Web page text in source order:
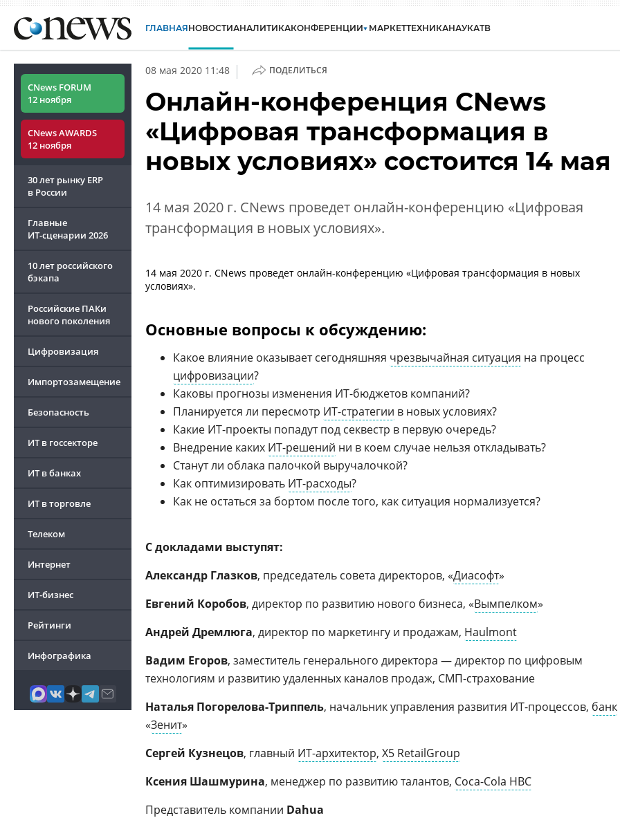
ГЛАВНАЯНОВОСТИАНАЛИТИКАКОНФЕРЕНЦИИ МАРКЕТТЕХНИКАНАУКАТВ
CNews FORUM
12 ноября
CNews AWARDS
12 ноября
30 лет рынку ERP
в России
Главные
ИТ-сценарии 2026
10 лет российского
бэкапа
Российские ПАКи
нового поколения
Цифровизация
Импортозамещение
Безопасность
ИТ в госсекторе
ИТ в банках
ИТ в торговле
Телеком
Интернет
ИТ-бизнес
Рейтинги
Инфографика
08 мая 2020 11:48 | ПОДЕЛИТЬСЯ
Онлайн-конференция CNews
«Цифровая трансформация в
новых условиях» состоится 14 мая
14 мая 2020 г. CNews проведет онлайн-конференцию «Цифровая
трансформация в новых условиях».
14 мая 2020 г. CNews проведет онлайн-конференцию «Цифровая трансформация в новых
условиях».
Основные вопросы к обсуждению:
Какое влияние оказывает сегодняшняя чрезвычайная ситуация на процесс
цифровизации?
Каковы прогнозы изменения ИТ-бюджетов компаний?
Планируется ли пересмотр ИТ-стратегии в новых условиях?
Какие ИТ-проекты попадут под секвестр в первую очередь?
Внедрение каких ИТ-решений ни в коем случае нельзя откладывать?
Станут ли облака палочкой выручалочкой?
Как оптимизировать ИТ-расходы?
Как не остаться за бортом после того, как ситуация нормализуется?
С докладами выступят:
Александр Глазков, председатель совета директоров, «Диасофт»
Евгений Коробов, директор по развитию нового бизнеса, «Вымпелком»
Андрей Дремлюга, директор по маркетингу и продажам, Haulmont
Вадим Егоров, заместитель генерального директора — директор по цифровым
технологиям и развитию удаленных каналов продаж, СМП-страхование
Наталья Погорелова-Триппель, начальник управления развития ИТ-процессов, банк
«Зенит»
Сергей Кузнецов, главный ИТ-архитектор, Х5 RetailGroup
Ксения Шашмурина, менеджер по развитию талантов, Coca-Cola HBC
Представитель компании Dahua